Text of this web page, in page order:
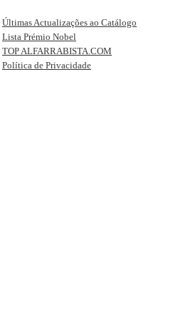
Últimas Actualizações ao Catálogo
Lista Prémio Nobel
TOP ALFARRABISTA.COM
Política de Privacidade